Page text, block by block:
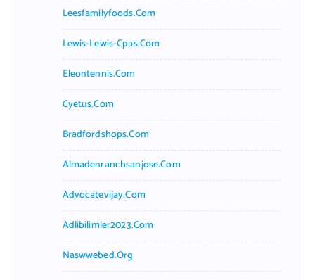
Leesfamilyfoods.com
Lewis-Lewis-Cpas.com
Eleontennis.com
Cyetus.com
Bradfordshops.com
Almadenranchsanjose.com
Advocatevijay.com
Adlibilimler2023.com
Naswwebed.org